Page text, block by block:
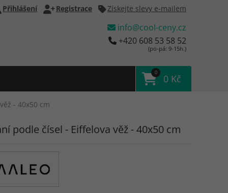
Přihlášení Registrace Získejte slevy e-mailem
info@cool-ceny.cz
+420 608 53 58 52
(po-pá: 9-15h.)
0
0 Kč
- 40x50 cm
podle čísel - Eiffelova věž - 40x50 cm